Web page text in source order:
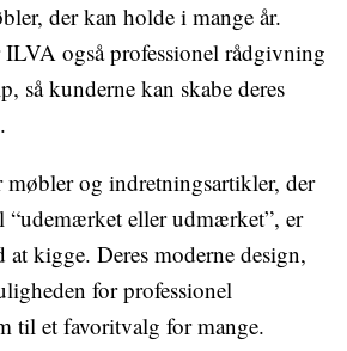
der kan holde i mange år.
også professionel rådgivning
så kunderne kan skabe deres
møbler og indretningsartikler, der
“udemærket eller udmærket”, er
kigge. Deres moderne design,
for professionel
til et favoritvalg for mange.